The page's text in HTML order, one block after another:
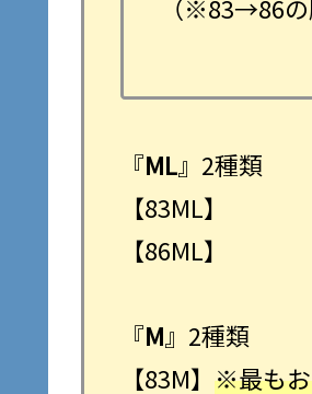
（※83→86の
『ML』2種類
【83ML】
【86ML】
『M』2種類
【83M】 ※最も